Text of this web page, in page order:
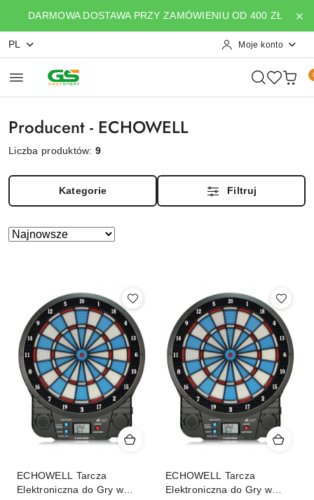
Przejdź do treści głównej
Przejdź do wyszukiwarki
Przejdź do moje konto
Przejdź do menu głównego
Przejdź do stopki
DARMOWA DOSTAWA PRZY ZAMÓWIENIU OD 400 ZŁ
PL Moje konto
Producent - ECHOWELL
Liczba produktów:9
Kategorie Filtruj
Zastosowano
Sortuj
ECHOWELL Tarcza
Elektroniczna do Gry w
ECHOWELL Tarcza
Elektroniczna do Gry w